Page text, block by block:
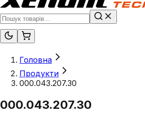
Головна
Продукти
000.043.207.30
000.043.207.30